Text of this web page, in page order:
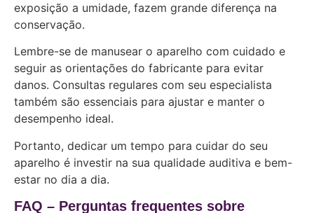
exposição a umidade, fazem grande diferença na
conservação.
Lembre-se de manusear o aparelho com cuidado e
seguir as orientações do fabricante para evitar
danos. Consultas regulares com seu especialista
também são essenciais para ajustar e manter o
desempenho ideal.
Portanto, dedicar um tempo para cuidar do seu
aparelho é investir na sua qualidade auditiva e bem-
estar no dia a dia.
FAQ – Perguntas frequentes sobre